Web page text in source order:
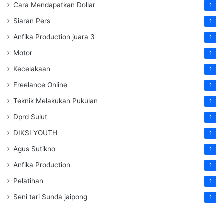
Cara Mendapatkan Dollar 1
Siaran Pers 1
Anfika Production juara 3 1
Motor 1
Kecelakaan 1
Freelance Online 1
Teknik Melakukan Pukulan 1
Dprd Sulut 1
DIKSI YOUTH 1
Agus Sutikno 1
Anfika Production 1
Pelatihan 1
Seni tari Sunda jaipong 1